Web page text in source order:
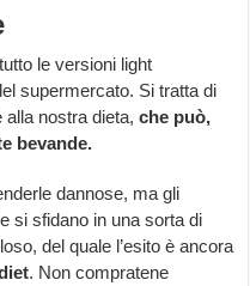
le versioni light
supermercato. Si tratta di
alla nostra dieta,che può,
bevande.
dannose, ma gli
si sfidano in una sorta di
del quale l’esito è ancora
. Non compratene